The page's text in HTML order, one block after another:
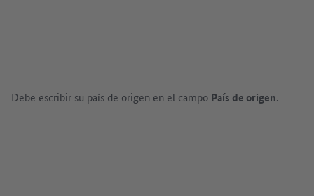
Debe escribir su país de origen en el campo País de origen.